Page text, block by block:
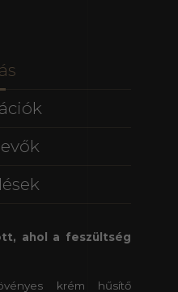
ahol a feszültség
krém hűsítő